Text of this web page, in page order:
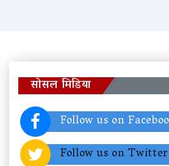
सोसल मिडिया
Follow us on
Follow us on Twitter